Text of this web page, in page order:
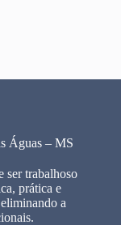
Águas – MS
ser trabalhoso
prática e
a